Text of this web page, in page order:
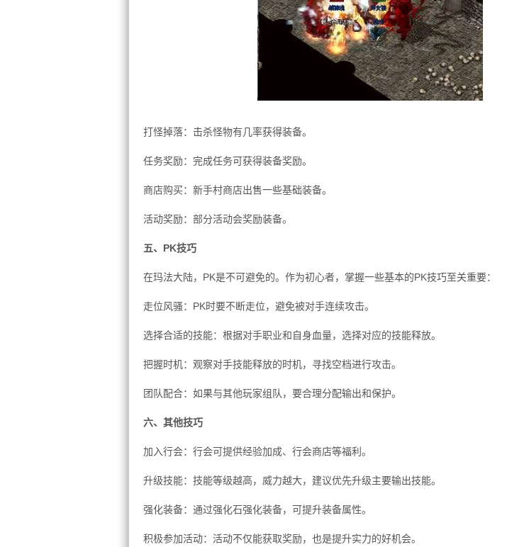
打怪掉落：击杀怪物有几率获得装备。
任务奖励：完成任务可获得装备奖励。
商店购买：新手村商店出售一些基础装备。
活动奖励：部分活动会奖励装备。
五、PK技巧
在玛法大陆，PK是不可避免的。作为初心者，掌握一些基本的PK技巧至关重要：
走位风骚：PK时要不断走位，避免被对手连续攻击。
选择合适的技能：根据对手职业和自身血量，选择对应的技能释放。
把握时机：观察对手技能释放的时机，寻找空档进行攻击。
团队配合：如果与其他玩家组队，要合理分配输出和保护。
六、其他技巧
加入行会：行会可提供经验加成、行会商店等福利。
升级技能：技能等级越高，威力越大，建议优先升级主要输出技能。
强化装备：通过强化石强化装备，可提升装备属性。
积极参加活动：活动不仅能获取奖励，也是提升实力的好机会。